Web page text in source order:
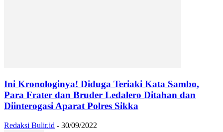
Ini Kronologinya! Diduga Teriaki Kata Sambo,
Para Frater dan Bruder Ledalero Ditahan dan
Diinterogasi Aparat Polres Sikka
Redaksi Bulir.id - 30/09/2022